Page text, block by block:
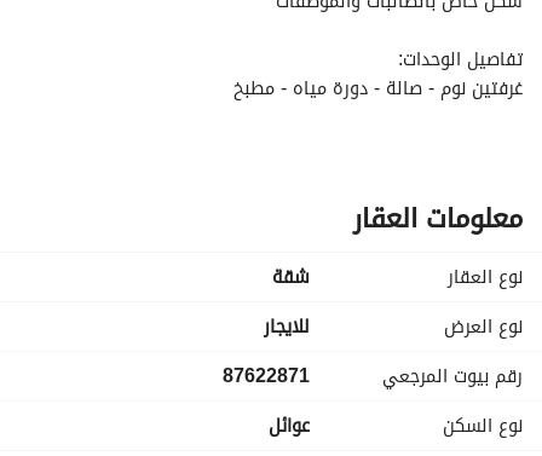
تفاصيل الوحدات:
غرفتين نوم - صالة - دورة مياه - مطبخ
المميزات:
-أثاث جديد
-قرب الجامعة
-قرب كرم مول
-قرب محطة القطار
-قرب تمتم سكوير والمطاعم والمغاسل
-حارس
معلومات العقار
نوع العقار
شقة
نوع العرض
للايجار
رقم بيوت المرجعي
87622871
نوع السكن
عوائل